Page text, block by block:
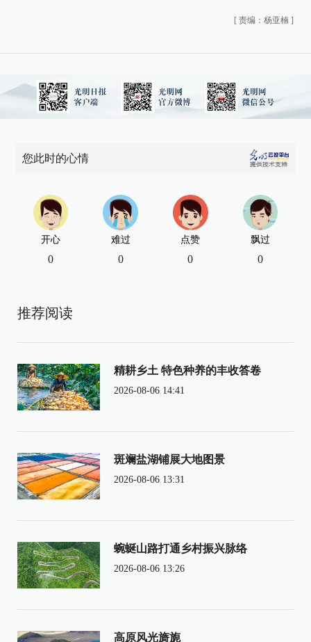
[ 责编：杨亚楠 ]
您此时的心情
开心
0
难过
0
点赞
0
飘过
0
推荐阅读
精耕乡土 特色种养的丰收答卷
2026-08-06 14:41
斑斓盐湖铺展大地图景
2026-08-06 13:31
蜿蜒山路打通乡村振兴脉络
2026-08-06 13:26
高原风光旖旎